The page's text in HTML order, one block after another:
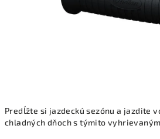
Predĺžte si jazdeckú sezónu a jazdite
chladných dňoch s týmito